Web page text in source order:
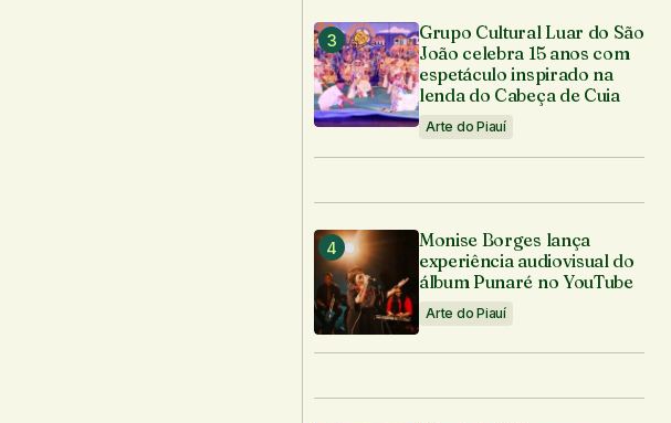
Grupo Cultural Luar do São
João celebra 15 anos com
espetáculo inspirado na
lenda do Cabeça de Cuia
Arte do Piauí
Monise Borges lança
experiência audiovisual do
álbum Punaré no YouTube
Arte do Piauí